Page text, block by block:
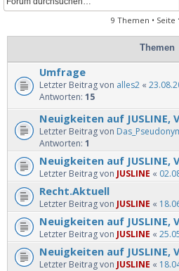
9 Themen • Seite
Themen
Umfrage
Letzter Beitrag von alles2 «
Antworten: 15
Neuigkeiten auf JUSLINE,
Letzter Beitrag von
Antworten: 1
Neuigkeiten auf JUSLINE,
Letzter Beitrag von JUSLINE «
Recht.Aktuell
Letzter Beitrag von JUSLINE «
Neuigkeiten auf JUSLINE,
Letzter Beitrag von JUSLINE «
Neuigkeiten auf JUSLINE,
Letzter Beitrag von JUSLINE «